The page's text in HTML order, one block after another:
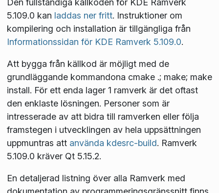
Den fullständiga källkoden för KDE Ramverk
5.109.0 kan laddas ner fritt. Instruktioner om
kompilering och installation är tillgängliga från
Informationssidan för KDE Ramverk 5.109.0.
Att bygga från källkod är möjligt med de
grundläggande kommandona cmake .; make; make
install. För ett enda lager 1 ramverk är det oftast
den enklaste lösningen. Personer som är
intresserade av att bidra till ramverken eller följa
framstegen i utvecklingen av hela uppsättningen
uppmuntras att använda kdesrc-build. Ramverk
5.109.0 kräver Qt 5.15.2.
En detaljerad listning över alla Ramverk med